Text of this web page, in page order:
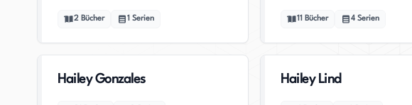
2 Bücher 1 Serien 11 Bücher 4 Serien
Hailey Gonzales Hailey Lind